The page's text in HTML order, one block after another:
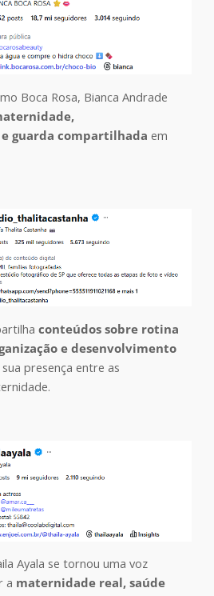
Boca Rosa, Bianca Andrade
guarda compartilhada em
conteúdos sobre rotina
e desenvolvimento
presença entre as
Ayala se tornou uma voz
a maternidade real, saúde